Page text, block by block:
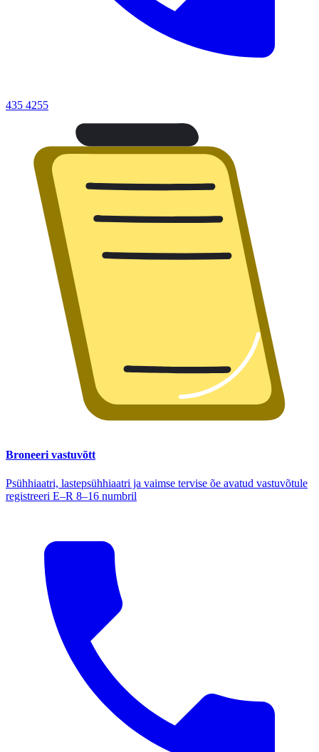
435 4255
Broneeri vastuvõtt
Psühhiaatri, lastepsühhiaatri ja vaimse tervise õe avatud vastuvõtule
registreeri E–R 8–16 numbril